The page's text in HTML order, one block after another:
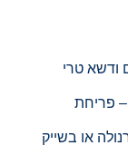
ודשא טרי
– פריחת
או בשייק